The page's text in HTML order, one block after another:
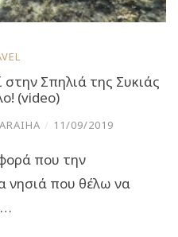
Σπηλιά της Συκιάς
(video)
/ 11/09/2019
που την
νησιά που θέλω να
…